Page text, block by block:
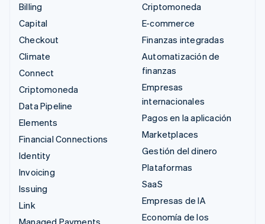
Billing
Capital
Checkout
Climate
Connect
Criptomoneda
Data Pipeline
Elements
Financial Connections
Identity
Invoicing
Issuing
Link
Criptomoneda
E-commerce
Finanzas integradas
Automatización de
finanzas
Empresas
internacionales
Pagos en la aplicación
Marketplaces
Gestión del dinero
Plataformas
SaaS
Empresas de IA
Economía de los